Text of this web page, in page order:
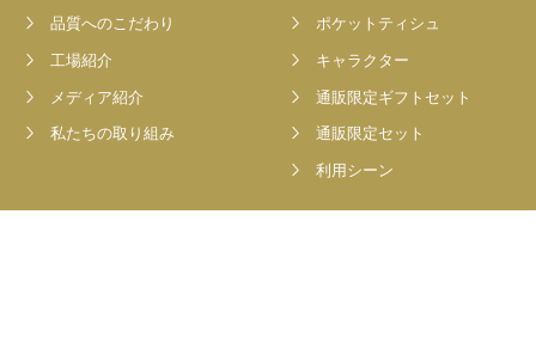
品質へのこだわり
工場紹介
メディア紹介
私たちの取り組み
ポケットティシュ
キャラクター
通販限定ギフトセット
通販限定セット
利用シーン